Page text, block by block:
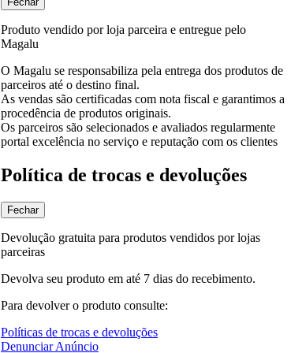
Produto vendido por loja parceira e entregue pelo
Magalu
O Magalu se responsabiliza pela entrega dos produtos de
parceiros até o destino final.
As vendas são certificadas com nota fiscal e garantimos a
procedência de produtos originais.
Os parceiros são selecionados e avaliados regularmente
portal excelência no serviço e reputação com os clientes
Política de trocas e devoluções
Fechar
Devolução gratuita para produtos vendidos por lojas
parceiras
Devolva seu produto em até 7 dias do recebimento.
Para devolver o produto consulte:
Políticas de trocas e devoluções
Denunciar Anúncio